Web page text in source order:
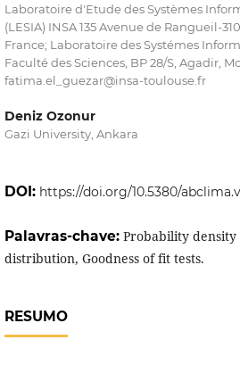
Laboratoire d'Etude des Systèmes
(LESIA) INSA 135 Avenue de Rangueil-
France; Laboratoire des Systémes
Faculté des Sciences, BP 28/S, Agadir,
fatima.el_guezar@insa-toulouse.fr
Deniz Ozonur
Gazi University, Ankara
DOI: https://doi.org/10.5380/
Palavras-chave: Probability
distribution, Goodness of fit tests.
RESUMO